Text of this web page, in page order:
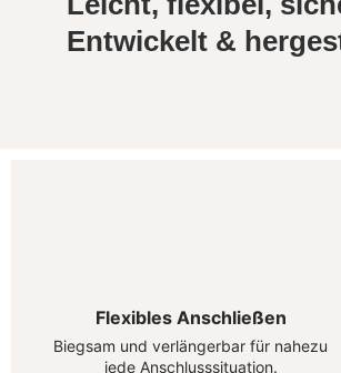
Entwickelt &
Flexibles Anschließen
Biegsam und verlängerbar für nahezu
jede Anschlusssituation.